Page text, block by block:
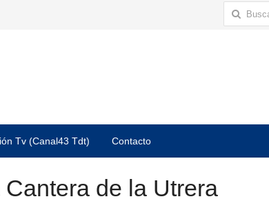
Buscar:
Tv (Canal43 Tdt) Contacto
de la Utrera